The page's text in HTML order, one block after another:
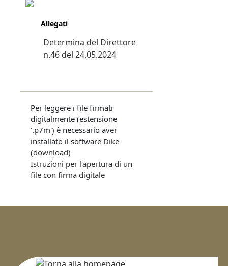
Allegati
Determina del Direttore
n.46 del 24.05.2024
Per leggere i file firmati
digitalmente (estensione
'.p7m') è necessario aver
installato il software Dike
(download)
Istruzioni per l'apertura di un
file con firma digitale